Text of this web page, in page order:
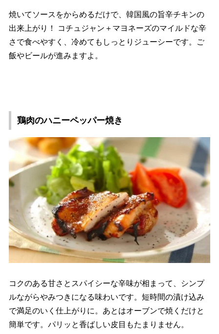
焼いてソースをからめるだけで、韓国風の旨辛チキンの
出来上がり！ コチュジャン＋マヨネーズのマイルドな辛
さで食べやすく、冷めてもしっとりジューシーです。ご
飯やビールが進みますよ。
鶏肉のハニーペッパー焼き
コクのある甘さとスパイシーな辛味が相まって、シンプ
ルながらやみつきになる味わいです。短時間の漬け込み
で満足のいく仕上がりに。あとはオーブンで焼くだけと
簡単です。パリッと香ばしい皮目もたまりません。